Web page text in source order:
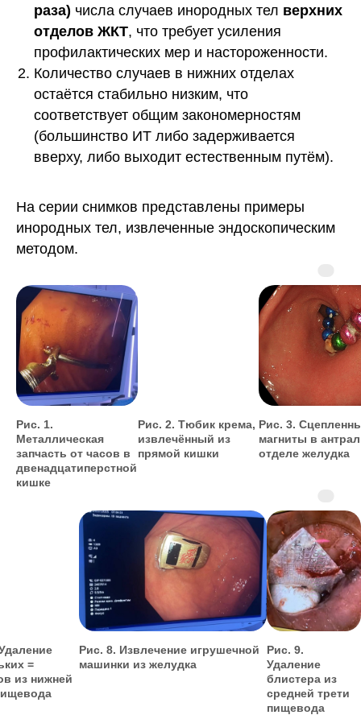
раза) числа случаев инородных тел верхних
отделов ЖКТ, что требует усиления
профилактических мер и настороженности.
Количество случаев в нижних отделах
остаётся стабильно низким, что
соответствует общим закономерностям
(большинство ИТ либо задерживается
вверху, либо выходит естественным путём).
На серии снимков представлены примеры
инородных тел, извлеченные эндоскопическим
методом.
Рис. 1.
Металлическая
запчасть от часов в
двенадцатиперстной
кишке
Рис. 2. Тюбик крема,
извлечённый из
прямой кишки
Рис. 3.
магниты в
отделе желудка
=
из нижней
Рис. 8. Извлечение игрушечной
машинки из желудка
Рис. 9.
Удаление
блистера из
средней трети
пищевода